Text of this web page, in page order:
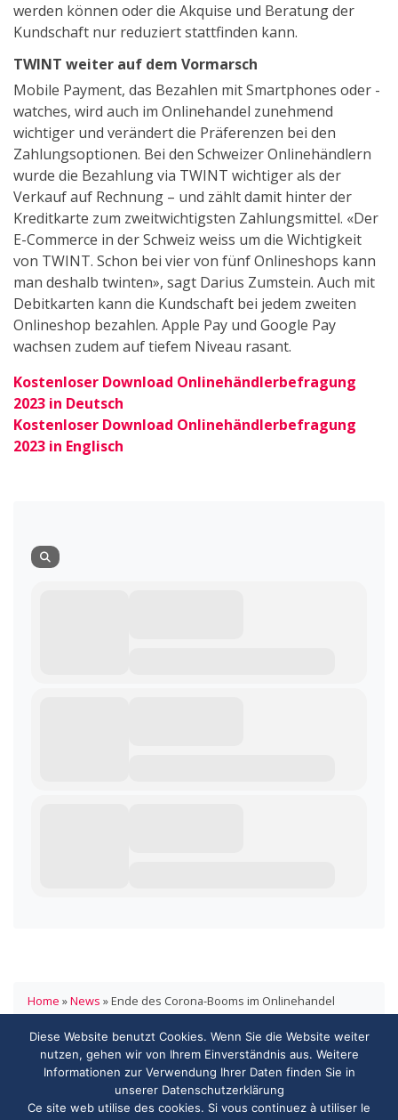
werden können oder die Akquise und Beratung der
Kundschaft nur reduziert stattfinden kann.
TWINT weiter auf dem Vormarsch
Mobile Payment, das Bezahlen mit Smartphones oder -
watches, wird auch im Onlinehandel zunehmend
wichtiger und verändert die Präferenzen bei den
Zahlungsoptionen. Bei den Schweizer Onlinehändlern
wurde die Bezahlung via TWINT wichtiger als der
Verkauf auf Rechnung – und zählt damit hinter der
Kreditkarte zum zweitwichtigsten Zahlungsmittel. «Der
E-Commerce in der Schweiz weiss um die Wichtigkeit
von TWINT. Schon bei vier von fünf Onlineshops kann
man deshalb twinten», sagt Darius Zumstein. Auch mit
Debitkarten kann die Kundschaft bei jedem zweiten
Onlineshop bezahlen. Apple Pay und Google Pay
wachsen zudem auf tiefem Niveau rasant.
Kostenloser Download Onlinehändlerbefragung
2023 in Deutsch
Kostenloser Download Onlinehändlerbefragung
2023 in Englisch
Home »News »Ende des Corona-Booms im Onlinehandel
HANDELSVERBAND.swiss
ASSOCIATION DE COMMERCE.swiss
info@handelsverband.swiss
Diese Website benutzt Cookies. Wenn Sie die Website weiter
nutzen, gehen wir von Ihrem Einverständnis aus. Weitere
Informationen zur Verwendung Ihrer Daten finden Sie in
unserer Datenschutzerklärung
Ce site web utilise des cookies. Si vous continuez à utiliser le